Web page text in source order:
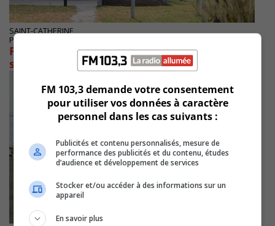
SAINT-CATHERINE
Publié le 31 juillet 2025 à 15h52
Plus de 85 000 dollars pour changer un
système d’éclairage à Sainte-Catherine
FM 103,3 demande votre consentement
pour utiliser vos données à caractère
personnel dans les cas suivants :
Publicités et contenu personnalisés, mesure de
performance des publicités et du contenu, études
d’audience et développement de services
Stocker et/ou accéder à des informations sur un
appareil
En savoir plus